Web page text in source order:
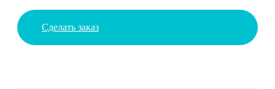
Сделать заказ